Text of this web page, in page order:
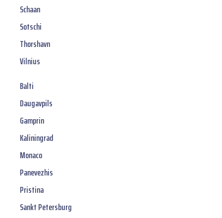
Schaan
Sotschi
Thorshavn
Vilnius
Balti
Daugavpils
Gamprin
Kaliningrad
Monaco
Panevezhis
Pristina
Sankt Petersburg